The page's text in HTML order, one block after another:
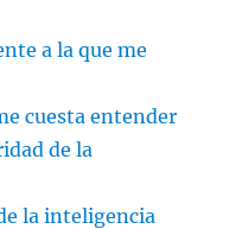
a la que me
cuesta entender
de la
la inteligencia